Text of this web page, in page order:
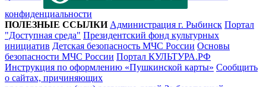
конфиденциальности
ПОЛЕЗНЫЕ ССЫЛКИ Администрация г. Рыбинск Портал
"Доступная среда" Президентский фонд культурных
инициатив Детская безопасность МЧС России Основы
безопасности МЧС России Портал КУЛЬТУРА.РФ
Инструкция по оформлению «Пушкинской карты» Сообщить
о сайтах, причиняющих